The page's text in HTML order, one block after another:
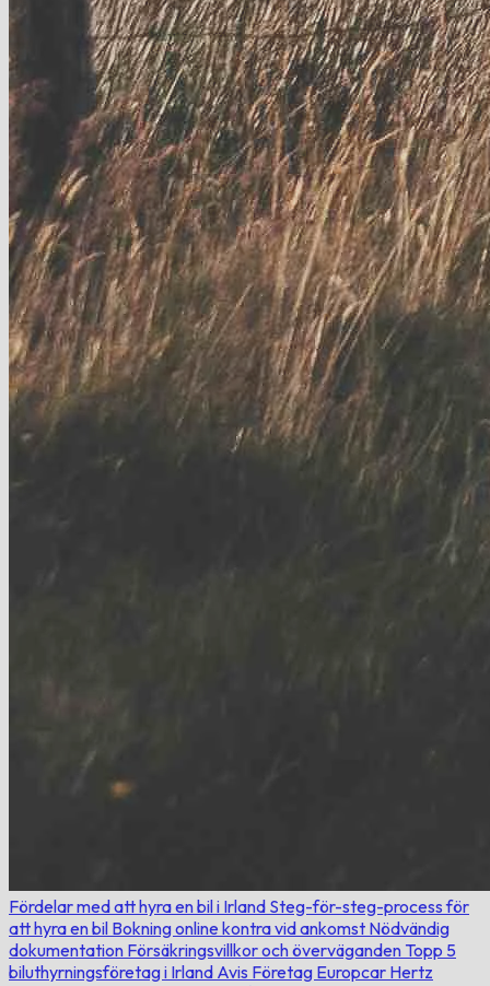
Fördelar med att hyra en bil i Irland Steg-för-steg-process för
att hyra en bil Bokning online kontra vid ankomst Nödvändig
dokumentation Försäkringsvillkor och överväganden Topp 5
biluthyrningsföretag i Irland Avis Företag Europcar Hertz